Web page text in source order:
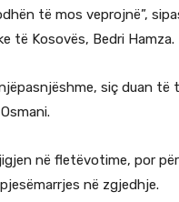
të mos veprojnë”,
të Kosovës, Bedri Hamza.
siç duan të
në fletëvotime, por
në zgjedhje.